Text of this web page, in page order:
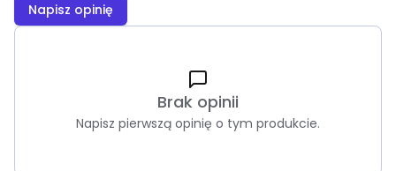
Napisz opinię
Brak opinii
Napisz pierwszą opinię o tym produkcie.